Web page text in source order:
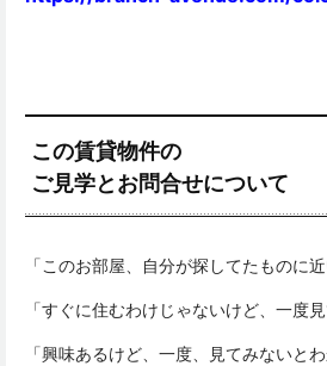
この賃貸物件の
ご見学とお問合せについて
「このお部屋、自分が探してたものに近
「すぐに住むわけじゃないけど、一度見
「興味あるけど、一度、見てみないと